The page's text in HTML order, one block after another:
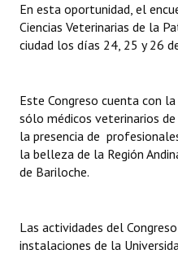
Comunicaciones
Resoluciones
Resoluciones de Presidencia
INSTITUCIONAL
Noticias Destacadas
En esta oportunidad, el
Ciencias Veterinarias de la
ciudad los días 24, 25 y 26
Este Congreso cuenta con
sólo médicos veterinarios
la presencia de
la belleza de la Región
de Bariloche.
Las actividades del
instalaciones de la